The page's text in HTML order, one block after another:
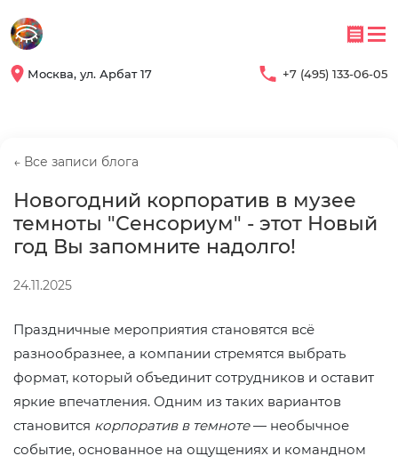
Москва, ул. Арбат 17 +7 (495) 133-06-05
← Все записи блога
Новогодний корпоратив в музее
темноты "Сенсориум" - этот Новый
год Вы запомните надолго!
24.11.2025
Праздничные мероприятия становятся всё
разнообразнее, а компании стремятся выбрать
формат, который объединит сотрудников и оставит
яркие впечатления. Одним из таких вариантов
становится корпоратив в темноте— необычное
событие, основанное на ощущениях и командном